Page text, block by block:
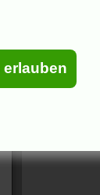
erlauben